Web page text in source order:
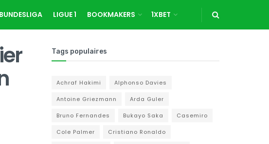
BUNDESLIGA LIGUE 1 BOOKMAKERS 1XBET
Tags populaires
Achraf Hakimi Alphonso Davies
Antoine Griezmann Arda Guler
Bruno Fernandes Bukayo Saka Casemiro
Cole Palmer Cristiano Ronaldo